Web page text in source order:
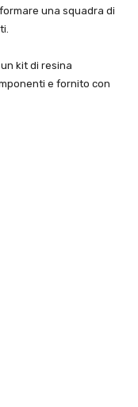
una squadra di
kit di resina
e fornito con